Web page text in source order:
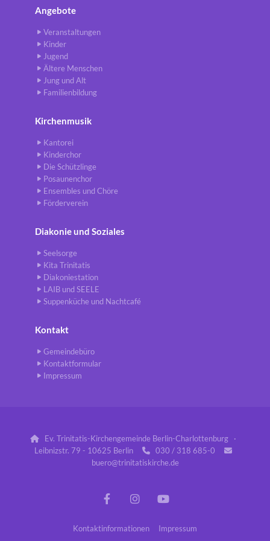
Angebote
Veranstaltungen
Kinder
Jugend
Ältere Menschen
Jung und Alt
Familienbildung
Kirchenmusik
Kantorei
Kinderchor
Die Schützlinge
Posaunenchor
Ensembles und Chöre
Förderverein
Diakonie und Soziales
Seelsorge
Kita Trinitatis
Diakoniestation
LAIB und SEELE
Suppenküche und Nachtcafé
Kontakt
Gemeindebüro
Kontaktformular
Impressum

Ev. Trinitatis-Kirchengemeinde Berlin-Charlottenburg ·
Leibnizstr. 79 - 10625 Berlin
 030 / 318 685-0 
buero@trinitatiskirche.de
Kontaktinformationen Impressum